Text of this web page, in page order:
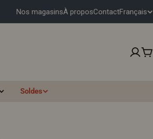
Nos magasinsÀ proposContactL
N
Français
Soldes